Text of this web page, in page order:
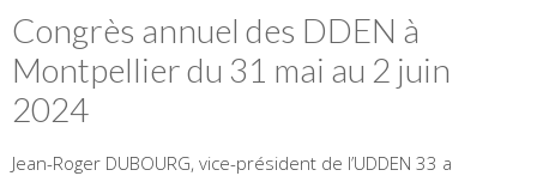
Congrès annuel des DDEN à
Montpellier du 31 mai au 2 juin
2024
Jean-Roger DUBOURG, vice-président de l’UDDEN 33 a